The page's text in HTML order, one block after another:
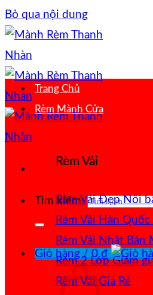
Bỏ qua nội dung
Tìm kiếm:
Giỏ hàng /0₫
Trang Chủ
Rèm Mành Cửa
Rèm Vải
Rèm Vải Đẹp
Rèm Vải Hàn Quốc
Rèm Vải Nhật Bản
Rèm 2 Lớp
Rèm Vải Giá Rẻ